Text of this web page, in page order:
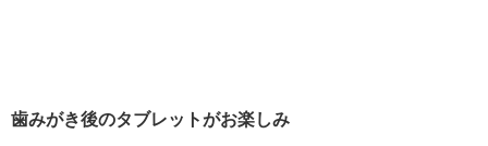
歯みがき後のタブレットがお楽しみ